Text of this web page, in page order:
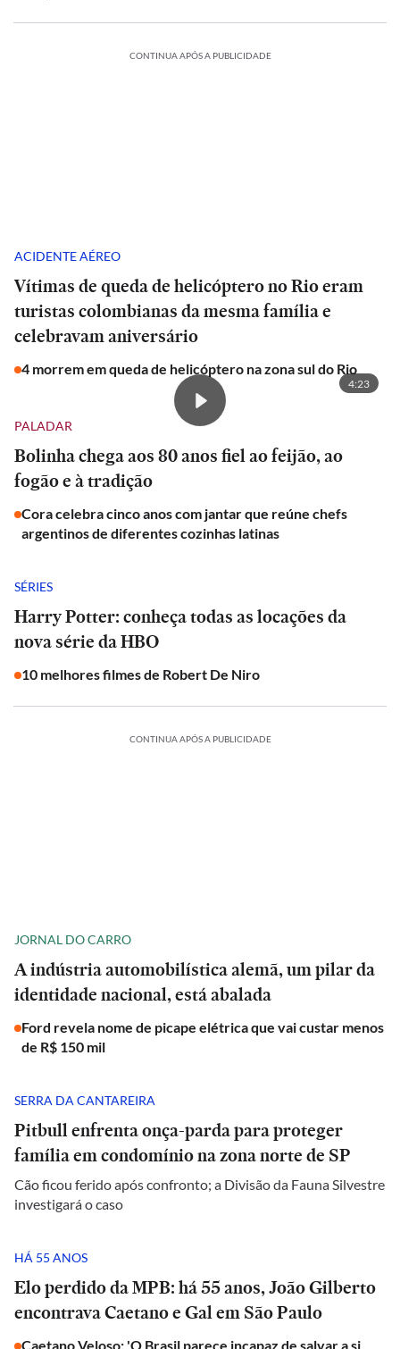
CONTINUA APÓS A PUBLICIDADE
ACIDENTE AÉREO
Vítimas de queda de helicóptero no Rio eram
turistas colombianas da mesma família e
celebravam aniversário
4 morrem em queda de helicóptero na zona sul do Rio
4:23
PALADAR
Bolinha chega aos 80 anos fiel ao feijão, ao
fogão e à tradição
Cora celebra cinco anos com jantar que reúne chefs
argentinos de diferentes cozinhas latinas
SÉRIES
Harry Potter: conheça todas as locações da
nova série da HBO
10 melhores filmes de Robert De Niro
CONTINUA APÓS A PUBLICIDADE
JORNAL DO CARRO
A indústria automobilística alemã, um pilar da
identidade nacional, está abalada
Ford revela nome de picape elétrica que vai custar menos
de R$ 150 mil
SERRA DA CANTAREIRA
Pitbull enfrenta onça-parda para proteger
família em condomínio na zona norte de SP
Cão ficou ferido após confronto; a Divisão da Fauna Silvestre
investigará o caso
HÁ 55 ANOS
Elo perdido da MPB: há 55 anos, João Gilberto
encontrava Caetano e Gal em São Paulo
Caetano Veloso: 'O Brasil parece incapaz de salvar a si